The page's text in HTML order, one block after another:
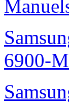
6900-